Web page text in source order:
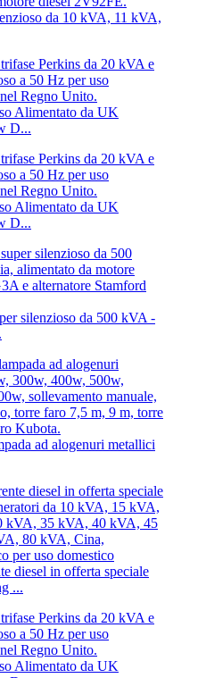
da 10 kVA, 11 kVA,
Alimentato da UK
D...
Alimentato da UK
D...
silenzioso da 500 kVA -
ad alogenuri metallici
diesel in offerta speciale
...
Alimentato da UK